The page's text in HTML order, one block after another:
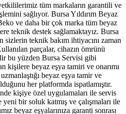
tüm markaların garantili ve
sağlıyor. Bursa Yıldırım Beyaz
ve daha bir çok marka tüm beyaz
teknik destek sağlamaktayız. Bursa
sizlerin teknik bakım ihtiyacını zaman
parçalar, cihazın ömrünü
bu yüzden Bursa Servisi gibi
kişilere beyaz eşya tamiri ve onarımı
beyaz eşya tamir ve
her platformda ispatlamıştır.
kişiye özel uygulamaları ile servis
bir soluk katmış ve çalışmaları ile
beyaz eşyalarınıza garanti sonrası